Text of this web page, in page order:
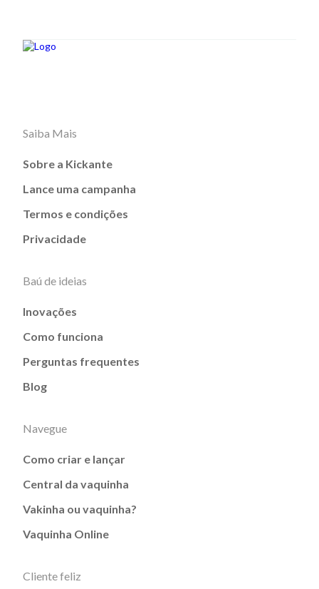
Saiba Mais
Sobre a Kickante
Lance uma campanha
Termos e condições
Privacidade
Baú de ideias
Inovações
Como funciona
Perguntas frequentes
Blog
Navegue
Como criar e lançar
Central da vaquinha
Vakinha ou vaquinha?
Vaquinha Online
Cliente feliz